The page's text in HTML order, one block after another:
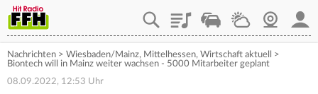
PlaylistStaupilotWetterWebcam
Nachrichten > Wiesbaden/Mainz, Mittelhessen, Wirtschaft aktuell
>
Biontech will in Mainz weiter wachsen - 5000 Mitarbeiter geplant
08.09.2022, 12:53 Uhr